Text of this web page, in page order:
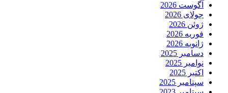
آگوست 2026
جولای 2026
ژوئن 2026
فوریه 2026
ژانویه 2026
دسامبر 2025
نوامبر 2025
اکتبر 2025
سپتامبر 2025